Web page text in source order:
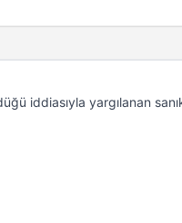
iddiasıyla yargılanan